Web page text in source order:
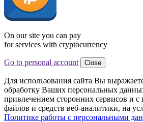
On our site you can pay
for services with cryptocurrency
Go to personal account Close
Для использования сайта Вы
обработку Ваших персональных
привлечением сторонних сервисов и
файлов и средств веб-аналитики, на
Политике работы с персональными